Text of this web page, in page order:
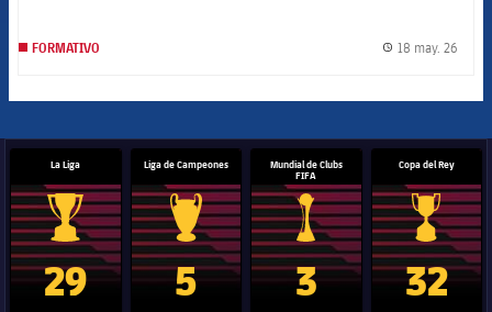
FORMATIVO 18 may. 26
La Liga
Trofeo de La Liga
29
Liga de Campeones
Trofeo de la Liga de Campeones
5
Mundial de Clubs
FIFA
Trofeo del Mundial de
3
Copa del Rey
Copa del
32